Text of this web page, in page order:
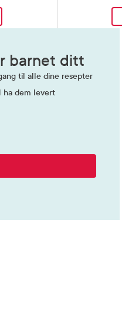
barnet ditt
til alle dine resepter
ha dem levert